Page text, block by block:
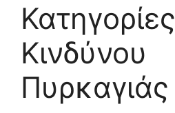
Κατηγορίες
Κινδύνου
Πυρκαγιάς